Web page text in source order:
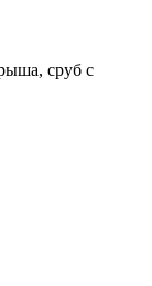
сруб с